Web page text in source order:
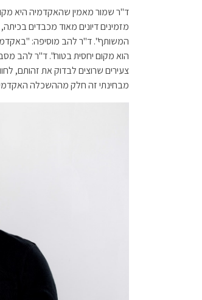
ד"ר שמור מאמין שהאקדמיה היא מקום
מזמינים דיונים מאוד מכבדים
המשותף". ד"ר להב מוסיפה:
הוא מקום יחסית בטוח". ד"ר להב
צעירים שרוצים לבדוק את זהותם,
מבחינתי זה חלק מההשכלה